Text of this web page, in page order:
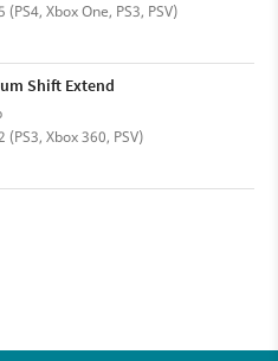
Xbox One, PS3, PSV)
Shift Extend
Xbox 360, PSV)